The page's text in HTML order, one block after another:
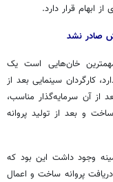
ابهام قرار دارد.
صادر نشد
خان‌هایی است یک
کارگردان سینمایی بعد از
از آن سرمایه‌گذار مناسب،
و بعد از تولید پروانه
وجود داشت این بود که
پروانه ساخت و اعمال